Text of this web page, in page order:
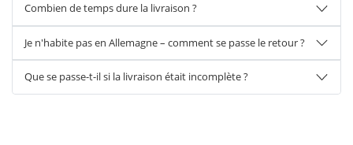
Combien de temps dure la livraison ?
Je n'habite pas en Allemagne – comment se passe le retour ?
Que se passe-t-il si la livraison était incomplète ?